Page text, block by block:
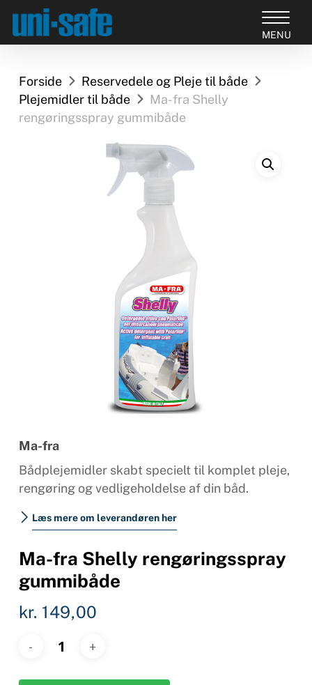
main
Forside
Reservedele og Pleje til både
Plejemidler til både
Ma-fra Shelly
rengøringsspray gummibåde
Ma-fra
Bådplejemidler skabt specielt til komplet pleje,
rengøring og vedligeholdelse af din båd.
Læs mere om leverandøren her
Ma-fra Shelly rengøringsspray
gummibåde
kr. 149,00
Close